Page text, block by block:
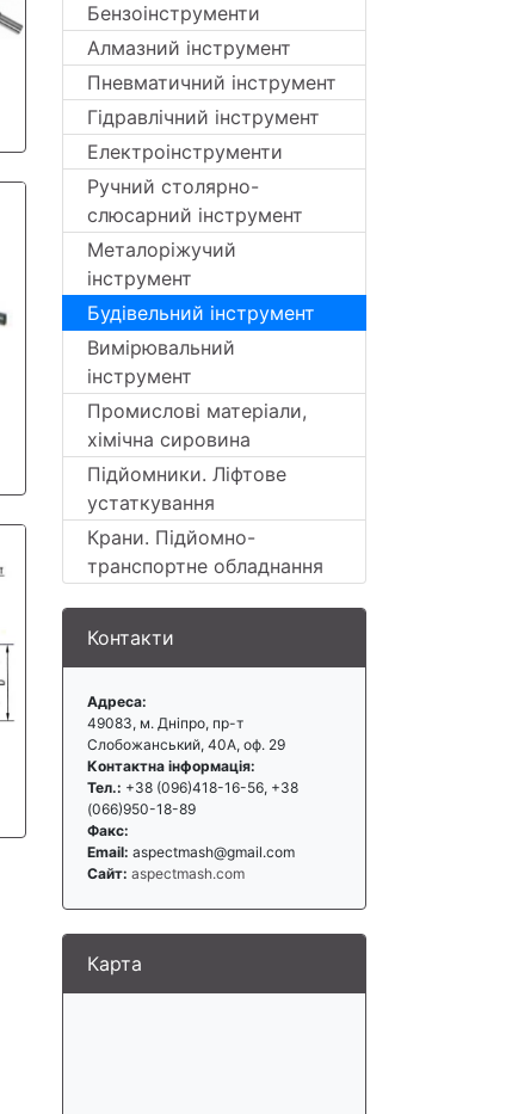
Бензоінструменти
Алмазний інструмент
Пневматичний інструмент
Гідравлічний інструмент
Електроінструменти
Ручний столярно-
слюсарний інструмент
Металоріжучий
інструмент
Будівельний інструмент
Вимірювальний
інструмент
Промислові матеріали,
хімічна сировина
Підйомники. Ліфтове
устаткування
Крани. Підйомно-
транспортне обладнання
Контакти
Адреса:
49083, м. Дніпро, пр-т
Слобожанський, 40А, оф. 29
Контактна інформація:
Тел.: +38 (096)418-16-56, +38
(066)950-18-89
Факс:
Email: aspectmash@gmail.com
Сайт: aspectmash.com
Карта